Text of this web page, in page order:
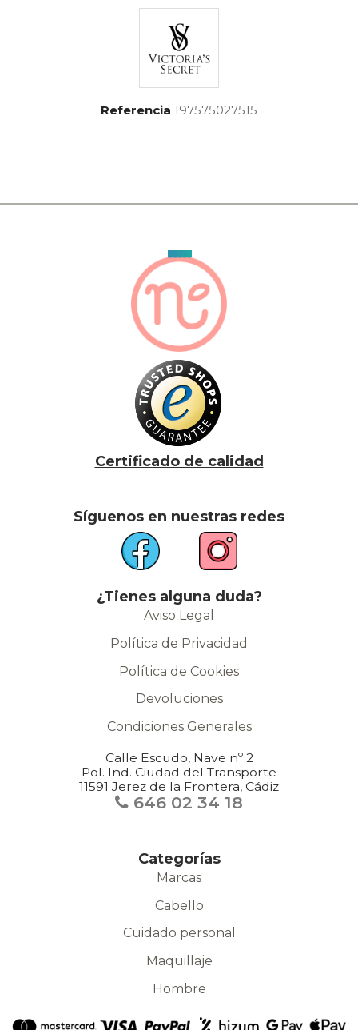
Referencia 197575027515
Certificado de calidad
Síguenos en nuestras redes
¿Tienes alguna duda?
Aviso Legal
Política de Privacidad
Política de Cookies
Devoluciones
Condiciones Generales
Calle Escudo, Nave nº 2
Pol. Ind. Ciudad del Transporte
11591 Jerez de la Frontera, Cádiz
646 02 34 18
Categorías
Marcas
Cabello
Cuidado personal
Maquillaje
Hombre